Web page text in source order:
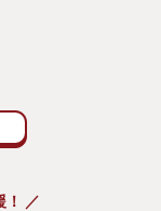
／